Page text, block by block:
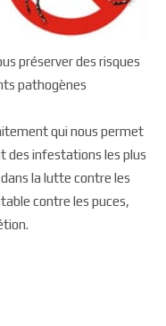
préserver des risques
pathogènes
qui nous permet
des infestations les plus
la lutte contre les
contre les puces,